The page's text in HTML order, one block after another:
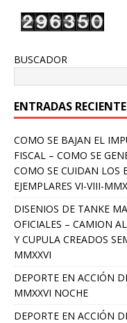
BUSCADOR
ENTRADAS
COMO SE BAJAN EL
FISCAL – COMO SE
COMO SE CUIDAN LOS
EJEMPLARES VI-VIII-
DISENIOS DE TANKE
OFICIALES – CAMION
Y CUPULA CREADOS
MMXXVI
DEPORTE EN ACCIÓN
MMXXVI NOCHE
DEPORTE EN ACCIÓN